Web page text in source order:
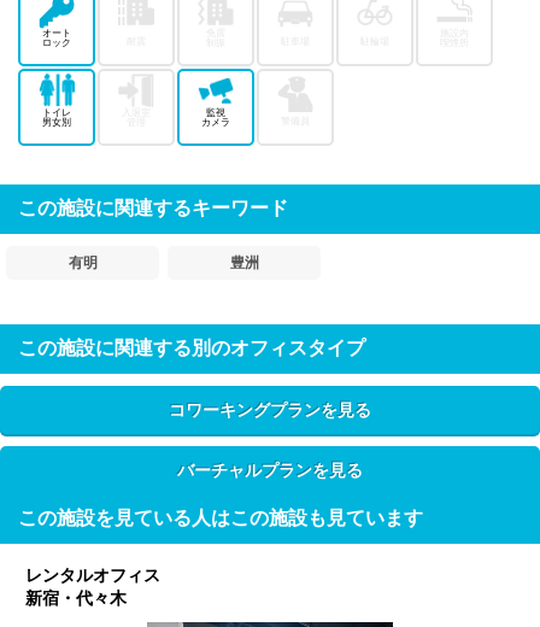
オート
ロック
トイレ
男女別
監視
カメラ
この施設に関連するキーワード
有明 豊洲
この施設に関連する別のオフィスタイプ
コワーキングプランを見る
バーチャルプランを見る
この施設を見ている人はこの施設も見ています
レンタルオフィス
新宿・代々木